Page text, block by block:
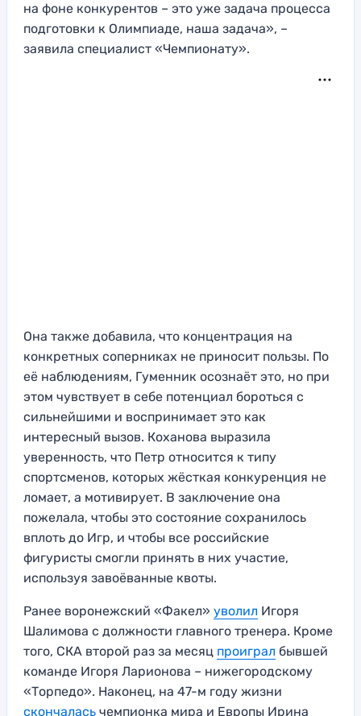
на фоне конкурентов – это уже задача процесса
подготовки к Олимпиаде, наша задача», –
заявила специалист «Чемпионату».
Она также добавила, что концентрация на
конкретных соперниках не приносит пользы. По
её наблюдениям, Гуменник осознаёт это, но при
этом чувствует в себе потенциал бороться с
сильнейшими и воспринимает это как
интересный вызов. Коханова выразила
уверенность, что Петр относится к типу
спортсменов, которых жёсткая конкуренция не
ломает, а мотивирует. В заключение она
пожелала, чтобы это состояние сохранилось
вплоть до Игр, и чтобы все российские
фигуристы смогли принять в них участие,
используя завоёванные квоты.
Ранее воронежский «Факел» уволил Игоря
Шалимова с должности главного тренера. Кроме
того, СКА второй раз за месяц проиграл бывшей
команде Игоря Ларионова – нижегородскому
«Торпедо». Наконец, на 47-м году жизни
скончалась чемпионка мира и Европы Ирина